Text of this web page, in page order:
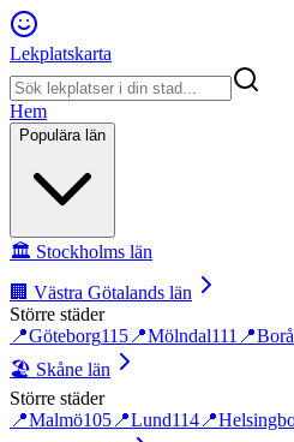
Lekplatskarta
Hem
Populära län
🏛️ Stockholms län
🏢 Västra Götalands län
Större städer
📍Göteborg115 📍Mölndal111 📍
🏖️ Skåne län
Större städer
📍Malmö105 📍Lund114 📍